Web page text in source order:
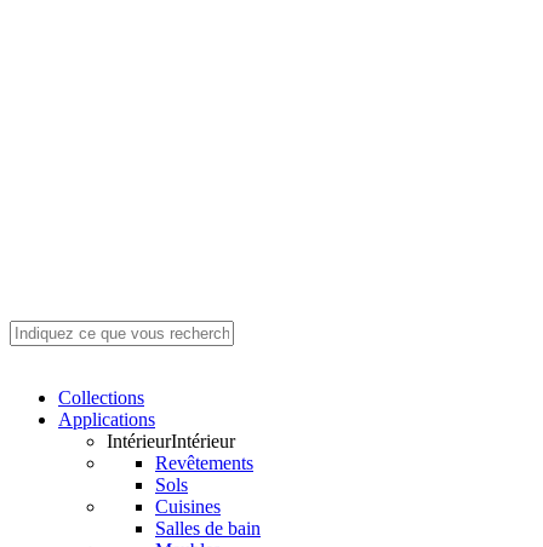
champ
Recherche
Search
Menu
Collections
Applications
IntérieurIntérieur
Revêtements
Sols
Cuisines
Salles de bain